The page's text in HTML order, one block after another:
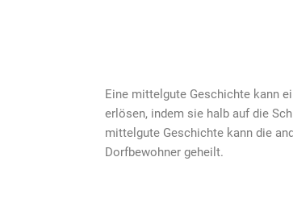
Eine mittelgute Geschichte kann
erlösen, indem sie halb auf die
mittelgute Geschichte kann die
Dorfbewohner geheilt.